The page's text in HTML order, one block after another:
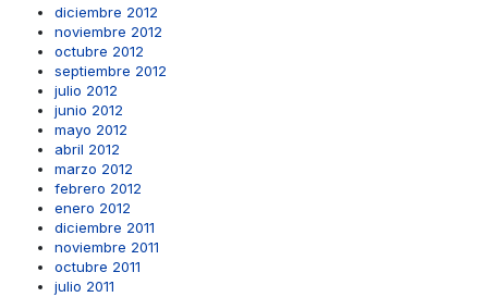
diciembre 2012
noviembre 2012
octubre 2012
septiembre 2012
julio 2012
junio 2012
mayo 2012
abril 2012
marzo 2012
febrero 2012
enero 2012
diciembre 2011
noviembre 2011
octubre 2011
julio 2011